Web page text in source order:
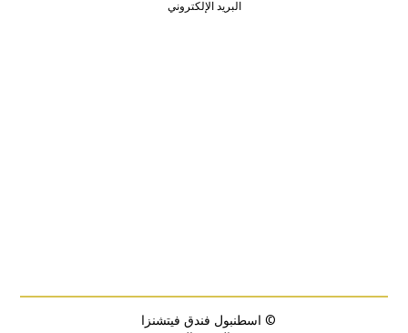
البريد الإلكتروني
© اسطنبول فندق فيتشنزا